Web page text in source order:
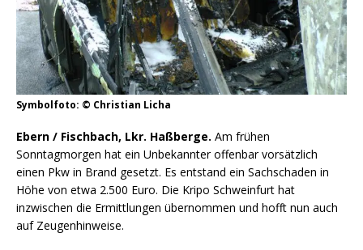
Symbolfoto: © Christian Licha
Ebern / Fischbach, Lkr. Haßberge. Am frühen
Sonntagmorgen hat ein Unbekannter offenbar vorsätzlich
einen Pkw in Brand gesetzt. Es entstand ein Sachschaden in
Höhe von etwa 2.500 Euro. Die Kripo Schweinfurt hat
inzwischen die Ermittlungen übernommen und hofft nun auch
auf Zeugenhinweise.